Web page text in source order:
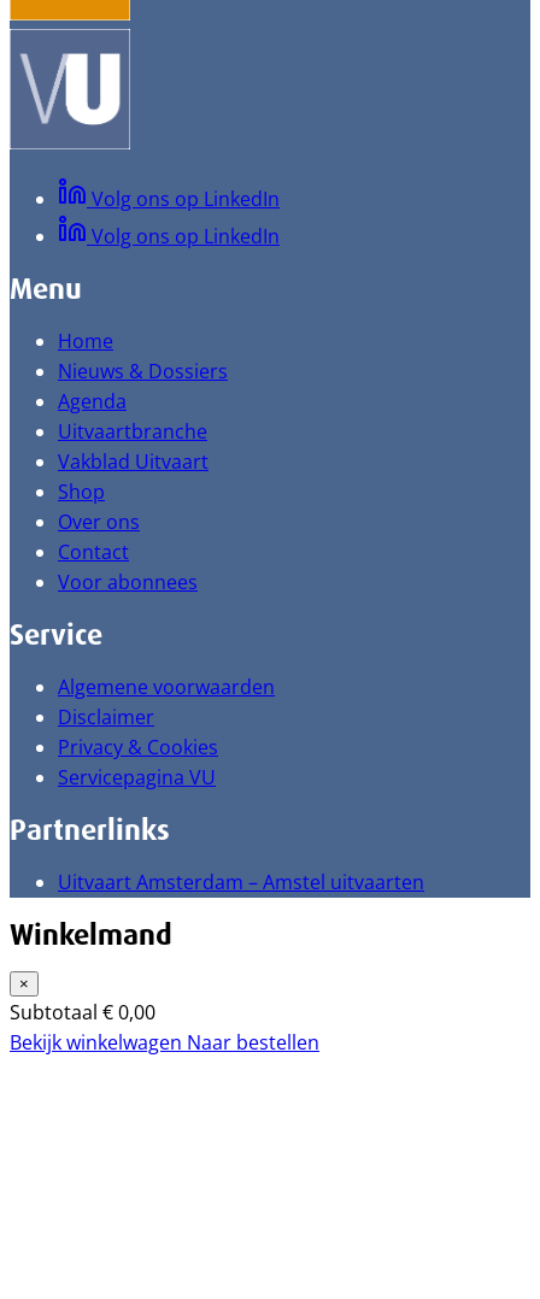
Volg ons op LinkedIn
Volg ons op LinkedIn
Menu
Home
Nieuws & Dossiers
Agenda
Uitvaartbranche
Vakblad Uitvaart
Shop
Over ons
Contact
Voor abonnees
Service
Algemene voorwaarden
Disclaimer
Privacy & Cookies
Servicepagina VU
Partnerlinks
Uitvaart Amsterdam – Amstel uitvaarten
Winkelmand
×
Subtotaal €0,00
Bekijk winkelwagen Naar bestellen